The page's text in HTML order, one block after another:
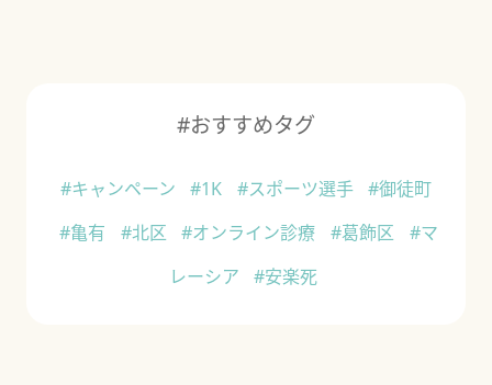
#おすすめタグ
#キャンペーン #1K #スポーツ選手
#御徒町
#亀有
#北区 #オンライン診療 #葛飾区
#マ
レーシア
#安楽死